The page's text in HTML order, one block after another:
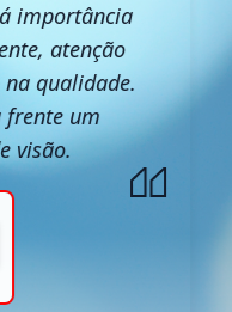
importância
atenção
qualidade.
frente um
visão.